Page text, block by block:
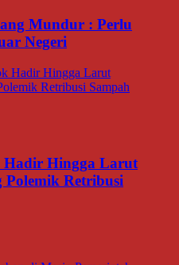
Mundur : Perlu
Negeri
Hingga Larut
Polemik Retribusi